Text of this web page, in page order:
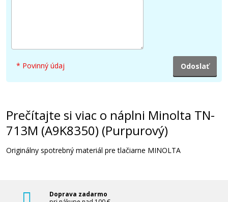
411,90 €
* Povinný údaj
Prečítajte si viac o náplni Minolta TN-
713M (A9K8350) (Purpurový)
Originálny spotrebný materiál pre tlačiarne MINOLTA
Doprava zadarmo